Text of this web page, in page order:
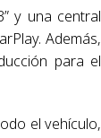
y una central
Además,
para el
el vehículo,